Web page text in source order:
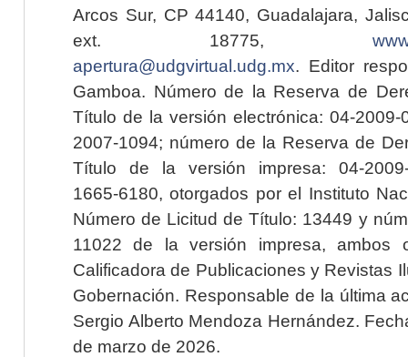
Arcos Sur, CP 44140, Guadalajara,
ext. 18775,
apertura@udgvirtual.udg.mx. Editor
Gamboa. Número de la Reserva de
Título de la versión electrónica: 04-2009-
2007-1094; número de la Reserva de
Título de la versión impresa: 04-2009-
1665-6180, otorgados por el Instituto
Número de Licitud de Título: 13449 y
11022 de la versión impresa, ambos
Calificadora de Publicaciones y Revistas
Gobernación. Responsable de la última
Sergio Alberto Mendoza Hernández.
de marzo de 2026.